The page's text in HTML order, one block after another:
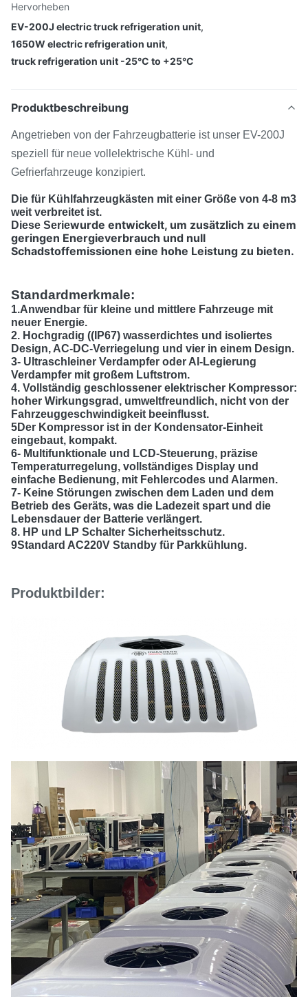
Hervorheben
EV-200J electric truck refrigeration unit,
1650W electric refrigeration unit,
truck refrigeration unit -25°C to +25°C
Produktbeschreibung
Angetrieben von der Fahrzeugbatterie ist unser EV-200J
speziell für neue vollelektrische Kühl- und
Gefrierfahrzeuge konzipiert.
Die für Kühlfahrzeugkästen mit einer Größe von 4-8 m3
weit verbreitet ist.
Diese Seriewurde entwickelt, um zusätzlich zu einem
geringen Energieverbrauch und null
Schadstoffemissionen eine hohe Leistung zu bieten.
Standardmerkmale:
1.Anwendbar für kleine und mittlere Fahrzeuge mit
neuer Energie.
2. Hochgradig ((IP67) wasserdichtes und isoliertes
Design, AC-DC-Verriegelung und vier in einem Design.
3- Ultraschleiner Verdampfer oder Al-Legierung
Verdampfer mit großem Luftstrom.
4. Vollständig geschlossener elektrischer Kompressor:
hoher Wirkungsgrad, umweltfreundlich, nicht von der
Fahrzeuggeschwindigkeit beeinflusst.
5Der Kompressor ist in der Kondensator-Einheit
eingebaut, kompakt.
6- Multifunktionale und LCD-Steuerung, präzise
Temperaturregelung, vollständiges Display und
einfache Bedienung, mit Fehlercodes und Alarmen.
7- Keine Störungen zwischen dem Laden und dem
Betrieb des Geräts, was die Ladezeit spart und die
Lebensdauer der Batterie verlängert.
8. HP und LP Schalter Sicherheitsschutz.
9Standard AC220V Standby für Parkkühlung.
Produktbilder: